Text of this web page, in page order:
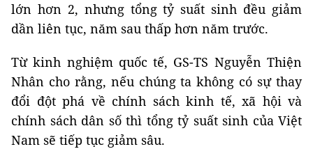
lớn hơn 2, nhưng tổng tỷ suất sinh đều giảm
dần liên tục, năm sau thấp hơn năm trước.
Từ kinh nghiệm quốc tế, GS-TS Nguyễn Thiện
Nhân cho rằng, nếu chúng ta không có sự thay
đổi đột phá về chính sách kinh tế, xã hội và
chính sách dân số thì tổng tỷ suất sinh của Việt
Nam sẽ tiếp tục giảm sâu.